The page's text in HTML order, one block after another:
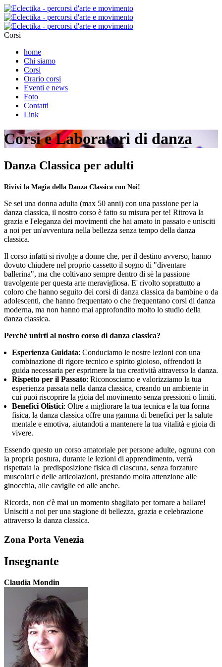
Corsi
home
Chi siamo
Corsi
Orario corsi
Eventi e news
Foto
Contatti
Link
Corsi e Laboratori di danza
Danza Classica per adulti
Rivivi la Magia della Danza Classica con Noi!
Se sei una donna adulta (max 50 anni) con una passione per la
danza classica, il nostro corso è fatto su misura per te! Ritrova la
grazia e l'eleganza dei movimenti che hai amato in passato e unisciti
a noi per un'avventura nella bellezza senza tempo della danza
classica.
Il corso infatti si rivolge a donne che, per il destino avverso, hanno
dovuto chiudere nel proprio cassetto il sogno di "diventare
ballerina", ma che coltivano sempre dentro di sè la passione
travolgente per questa arte meravigliosa. E' rivolto soprattutto a
coloro che hanno seguito dei corsi di danza classica da bambine o da
adolescenti, che hanno frequentato o che frequentano corsi di danza
moderna, ma non hanno mai approfondito molto lo studio della
danza classica.
Perché unirti al nostro corso di danza classica?
Esperienza Guidata: Conduciamo le nostre lezioni con una
combinazione di rigore tecnico e spirito gioioso, offrendoti la
guida necessaria per esprimere la tua creatività attraverso la danza.
Rispetto per il Passato: Riconosciamo e valorizziamo la tua
esperienza passata nella danza classica, creando un ambiente in
cui puoi riscoprire la gioia del movimento senza pressioni o limiti.
Benefici Olistici: Oltre a migliorare la tua tecnica e la tua forma
fisica, la danza classica offre una gamma di benefici per la salute
mentale e emotiva, aiutandoti a mantenere la tua vitalità e gioia di
vivere.
Essendo questo un corso amatoriale per persone adulte, ognuna con
la propria postura, durante le lezioni di apprendimento, verrà
rispettata la predisposizione fisica di ciascuna, senza forzature
muscolari e delle articolazioni, prestando molta attenzione alle
ginocchia, alle caviglie ed alle anche.
Ricorda, non c'è mai un momento sbagliato per tornare a ballare!
Unisciti a noi per una stagione di bellezza, grazia e celebrazione
attraverso la danza classica.
Zona Porta Venezia
Insegnante
Claudia Mondin